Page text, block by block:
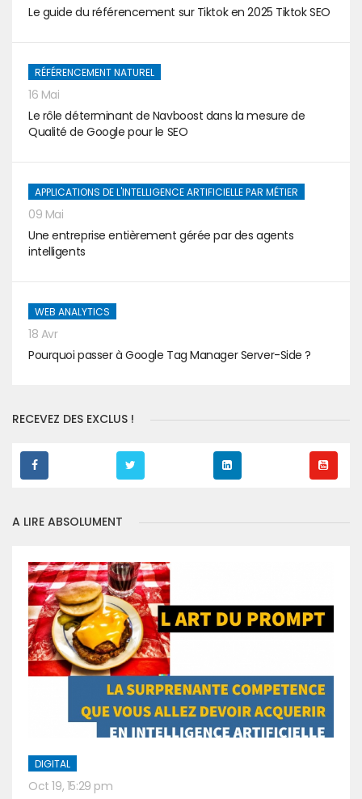
Le guide du référencement sur Tiktok en 2025 Tiktok SEO
RÉFÉRENCEMENT NATUREL
16 Mai
Le rôle déterminant de Navboost dans la mesure de
Qualité de Google pour le SEO
APPLICATIONS DE L'INTELLIGENCE ARTIFICIELLE PAR MÉTIER
09 Mai
Une entreprise entièrement gérée par des agents
intelligents
WEB ANALYTICS
18 Avr
Pourquoi passer à Google Tag Manager Server-Side ?
RECEVEZ DES EXCLUS !
A LIRE ABSOLUMENT
DIGITAL
Oct 19, 15:29 pm